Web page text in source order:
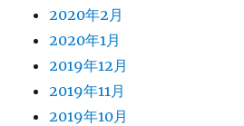
2020年2月
2020年1月
2019年12月
2019年11月
2019年10月